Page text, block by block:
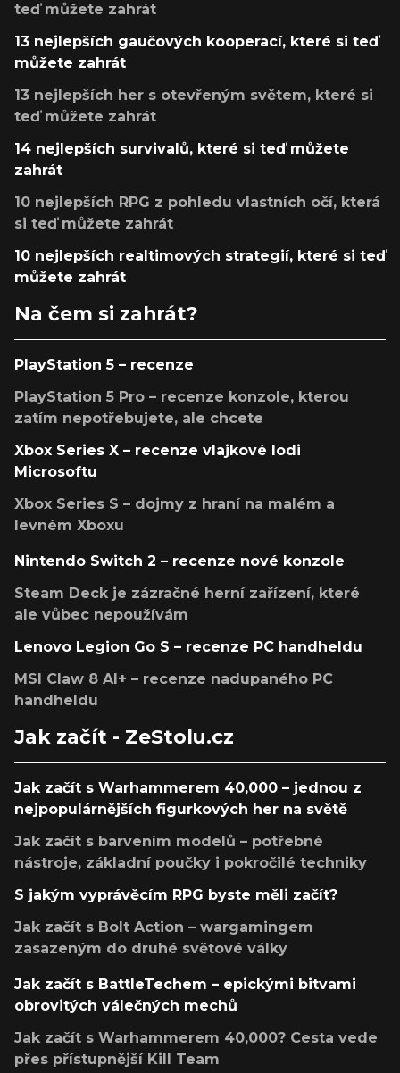
teď můžete zahrát
13 nejlepších gaučových kooperací, které si teď
můžete zahrát
13 nejlepších her s otevřeným světem, které si
teď můžete zahrát
14 nejlepších survivalů, které si teď můžete
zahrát
10 nejlepších RPG z pohledu vlastních očí, která
si teď můžete zahrát
10 nejlepších realtimových strategií, které si teď
můžete zahrát
Na čem si zahrát?
PlayStation 5 – recenze
PlayStation 5 Pro – recenze konzole, kterou
zatím nepotřebujete, ale chcete
Xbox Series X – recenze vlajkové lodi
Microsoftu
Xbox Series S – dojmy z hraní na malém a
levném Xboxu
Nintendo Switch 2 – recenze nové konzole
Steam Deck je zázračné herní zařízení, které
ale vůbec nepoužívám
Lenovo Legion Go S – recenze PC handheldu
MSI Claw 8 AI+ – recenze nadupaného PC
handheldu
Jak začít - ZeStolu.cz
Jak začít s Warhammerem 40,000 – jednou z
nejpopulárnějších figurkových her na světě
Jak začít s barvením modelů – potřebné
nástroje, základní poučky i pokročilé techniky
S jakým vyprávěcím RPG byste měli začít?
Jak začít s Bolt Action – wargamingem
zasazeným do druhé světové války
Jak začít s BattleTechem – epickými bitvami
obrovitých válečných mechů
Jak začít s Warhammerem 40,000? Cesta vede
přes přístupnější Kill Team